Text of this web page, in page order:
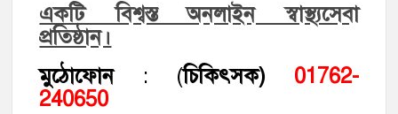
একটি বিশ্বস্ত অনলাইন স্বাস্থ্যসেবা
প্রতিষ্ঠান।
মুঠোফোন: (চিকিৎসক) 01762-
240650